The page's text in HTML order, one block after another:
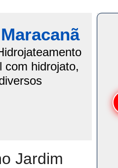
com hidrojato,
Jardim